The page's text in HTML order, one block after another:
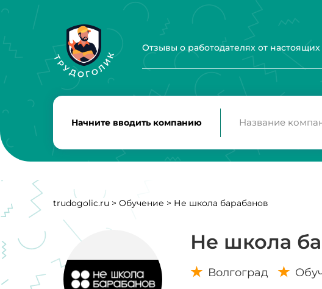
Отзывы о работодателях от
Начните вводить компанию
trudogolic.ru > Обучение > Не школа барабанов
Не школа
Волгоград